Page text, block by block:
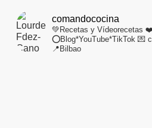
comandococina
💚Recetas y Vídeorecetas
⭕Blog*YouTube*TikTok 💌
📍Bilbao